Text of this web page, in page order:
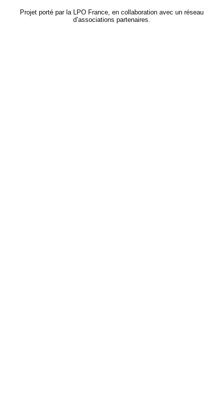
Projet porté par la LPO France, en collaboration avec un réseau
d’associations partenaires.